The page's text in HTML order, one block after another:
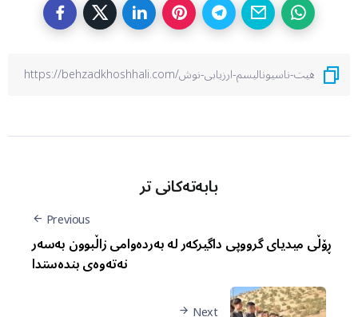
بابەتەکانی تر
Previous
ڕۆڵی میدیای گرووپی داگیرکەر لە بەردەوامی زاڵبوون بەسەر
نەتەوەی بندەستدا